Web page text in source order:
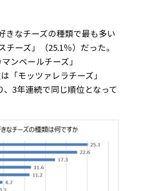
きなチーズの種類で最も多い
チーズ」（25.1％）だった。
ンベールチーズ」
「モッツァレラチーズ」
、3年連続で同じ順位となって